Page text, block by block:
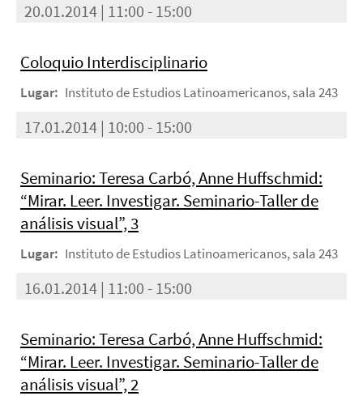
20.01.2014 | 11:00 - 15:00
Coloquio Interdisciplinario
Lugar: Instituto de Estudios Latinoamericanos, sala 243
17.01.2014 | 10:00 - 15:00
Seminario: Teresa Carbó, Anne Huffschmid:
“Mirar. Leer. Investigar. Seminario-Taller de
análisis visual”, 3
Lugar: Instituto de Estudios Latinoamericanos, sala 243
16.01.2014 | 11:00 - 15:00
Seminario: Teresa Carbó, Anne Huffschmid:
“Mirar. Leer. Investigar. Seminario-Taller de
análisis visual”, 2